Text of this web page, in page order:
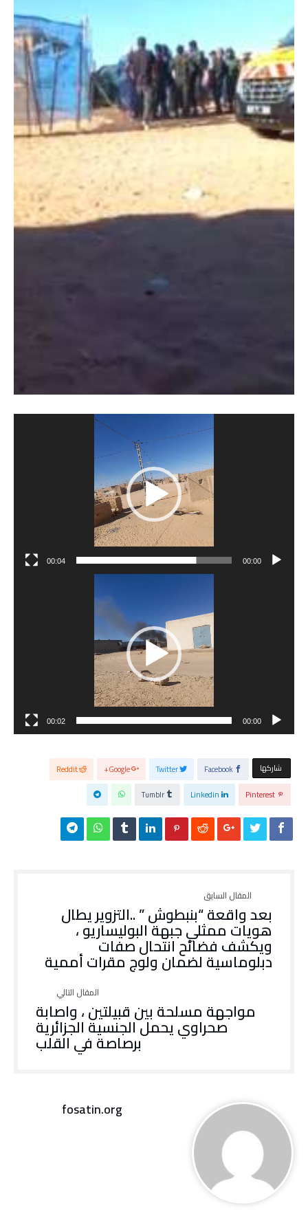
00:00
00:04
00:00
00:02
‫‫ شاركها‬ Facebook
Twitter
Google+
Reddit
Pinterest
Linkedin
Tumblr
بعد واقعة “بنبطوش ” ..التزوير يطال
هويات ممثلي جبهة البوليساريو ،
ويكشف فضائح انتحال صفات
دبلوماسية لضمان ولوج مقرات أممية
مواجهة مسلحة بين قبيلتين ، واصابة
صحراوي يحمل الجنسية الجزائرية
برصاصة في القلب
fosatin.org